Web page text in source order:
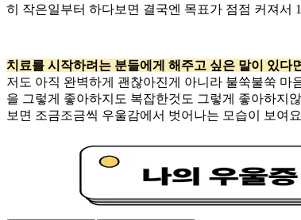
히 작은일부터 하다보면 결국엔 목표가 점점 커져서
치료를 시작하려는 분들에게 해주고 싶은 말이 있다
저도 아직 완벽하게 괜찮아진게 아니라 불쑥불쑥
을 그렇게 좋아하지도 복잡한것도 그렇게 좋아하지
보면 조금조금씩 우울감에서 벗어나는 모습이 보여